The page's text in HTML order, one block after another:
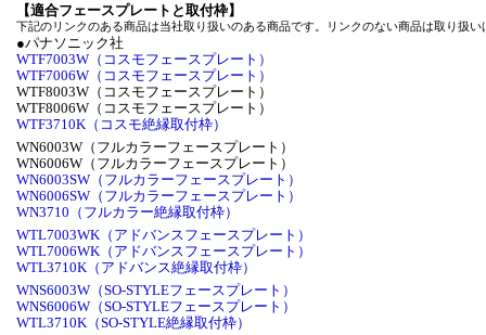
【適合フェースプレートと取付枠】
下記のリンクのある商品は当社取り扱いのある商品です。リンクのない商品は取り扱
●パナソニック社
WTF7003W（コスモフェースプレート）
WTF7006W（コスモフェースプレート）
WTF8003W（コスモフェースプレート）
WTF8006W（コスモフェースプレート）
WTF3710K（コスモ絶縁取付枠）
WN6003W（フルカラーフェースプレート）
WN6006W（フルカラーフェースプレート）
WN6003SW（フルカラーフェースプレート）
WN6006SW（フルカラーフェースプレート）
WN3710（フルカラー絶縁取付枠）
WTL7003WK（アドバンスフェースプレート）
WTL7006WK（アドバンスフェースプレート）
WTL3710K（アドバンス絶縁取付枠）
WNS6003W（SO-STYLEフェースプレート）
WNS6006W（SO-STYLEフェースプレート）
WTL3710K（SO-STYLE絶縁取付枠）